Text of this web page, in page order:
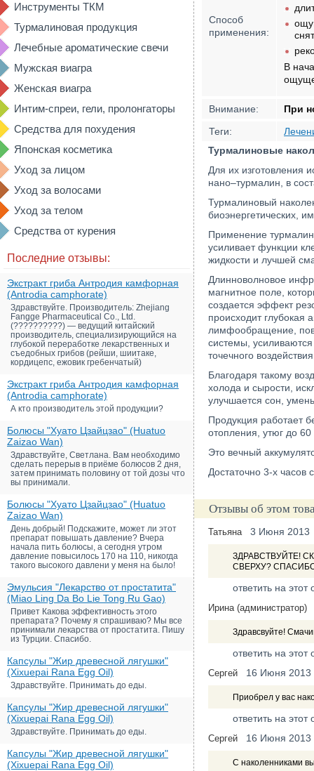
Инструменты ТКМ
Турмалиновая продукция
Лечебные ароматические свечи
Мужская виагра
Женская виагра
Интим-спреи, гели, пролонгаторы
Средства для похудения
Японская косметика
Уход за лицом
Уход за волосами
Уход за телом
Средства от курения
Последние отзывы:
Экстракт гриба Антродия камфорная
(Antrodia camphorate)
Здравствуйте. Производитель: Zhejiang
Fangge Pharmaceutical Co., Ltd.
(??????????) — ведущий китайский
производитель, специализирующийся на
глубокой переработке лекарственных и
съедобных грибов (рейши, шиитаке,
кордицепс, ежовик гребенчатый)
Экстракт гриба Антродия камфорная
(Antrodia camphorate)
А кто производитель этой продукции?
Болюсы "Хуато Цзайцзао" (Huatuo
Zaizao Wan)
Здравствуйте, Светлана. Вам необходимо
сделать перерыв в приёме болюсов 2 дня,
затем принимать половину от той дозы что
вы принимали.
Болюсы "Хуато Цзайцзао" (Huatuo
Zaizao Wan)
День добрый! Подскажите, может ли этот
препарат повышать давление? Вчера
начала пить болюсы, а сегодня утром
давление повысилось 170 на 110, никогда
такого высокого давлени у меня на было!
Эмульсия "Лекарство от простатита"
(Miao Ling Da Bo Lie Tong Ru Gao)
Привет Какова эффективность этого
препарата? Почему я спрашиваю? Мы все
принимали лекарства от простатита. Пишу
из Турции. Спасибо.
Капсулы "Жир древесной лягушки"
(Xixuepai Rana Egg Oil)
Здравствуйте. Принимать до еды.
Капсулы "Жир древесной лягушки"
(Xixuepai Rana Egg Oil)
Здравствуйте. Принимать до еды.
Капсулы "Жир древесной лягушки"
(Xixuepai Rana Egg Oil)
Способ
применения:
В
Внимание:
При
Теги:
Турмалиновые
Для их изготовления
нано–турмалин, в
Турмалиновый
биоэнергетических,
Применение
усиливает функции
жидкости и лучшей
Длинноволновое
магнитное поле,
создается эффект
происходит глубокая
лимфообращение,
системы,
точечного
Благодаря такому
холода и сырости,
улучшается сон,
Продукция работает
отопления, утюг до
Это вечный
Достаточно 3-х часов
Отзывы об этом
Татьяна 3 Июня 2013
ЗДРАВСТВУЙТЕ!
СВЕРХУ?
ответить на этот
Ирина (администратор)
Здравсвуйте!
ответить на этот
Сергей 16 Июня 2013
Приобрел у вас
ответить на этот
Сергей 16 Июня 2013
С наколенниками